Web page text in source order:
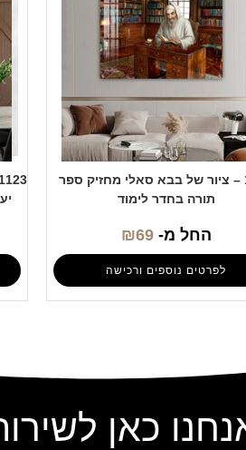
1137 – ציור של בבא סאלי מחזיק ספר
תורה בחדר לימוד
החל מ- ₪69
לפרטים נוספים ורכישה
כאן